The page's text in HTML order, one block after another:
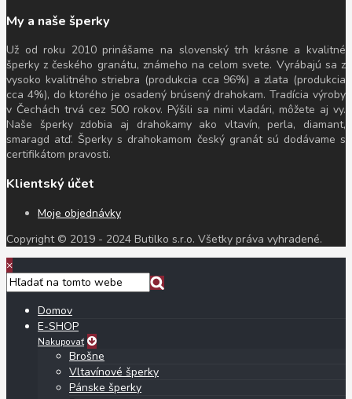
My a naše šperky
Už od roku 2010 prinášame na slovenský trh krásne a kvalitné
šperky z českého granátu, známeho na celom svete. Vyrábajú sa z
vysoko kvalitného striebra (produkcia cca 96%) a zlata (produkcia
cca 4%), do ktorého je osadený brúsený drahokam. Tradícia výroby
v Čechách trvá cez 500 rokov. Pýšili sa nimi vladári, môžete aj vy.
Naše šperky zdobia aj drahokamy ako vltavín, perla, diamant,
smaragd atď. Šperky s drahokamom český granát sú dodávame s
certifikátom pravosti.
Klientský účet
Moje objednávky
Copyright © 2019 - 2024 Butilko s.r.o. Všetky práva vyhradené.
×
Domov
E-SHOP
Nakupovať
Brošne
Vltavínové šperky
Pánske šperky